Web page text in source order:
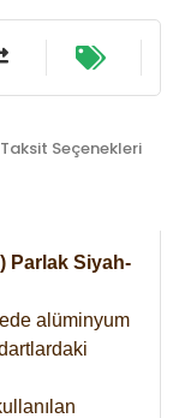
Taksit Seçenekleri
Parlak Siyah-
alüminyum